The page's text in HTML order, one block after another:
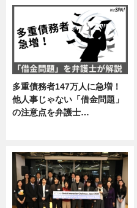
多重債務者147万人に急増！
他人事じゃない「借金問題」
の注意点を弁護士…